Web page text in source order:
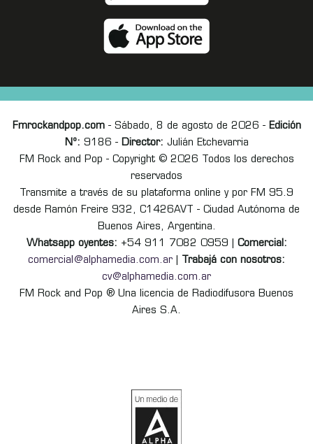
Fmrockandpop.com- Sábado, 8 de agosto de 2026 - Edición
Nº: 9186 - Director: Julián Etchevarria
FM Rock and Pop - Copyright © 2026 Todos los derechos
reservados
Transmite a través de su plataforma online y por FM 95.9
desde Ramón Freire 932, C1426AVT - Ciudad Autónoma de
Buenos Aires, Argentina.
Whatsapp oyentes: +54 911 7082 0959 | Comercial:
comercial@alphamedia.com.ar
Trabajá con nosotros:
cv@alphamedia.com.ar
FM Rock and Pop ® Una licencia de Radiodifusora Buenos
Aires S.A.